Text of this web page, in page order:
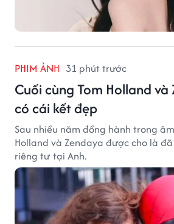
PHIM ẢNH 31 phút trước
Cuối cùng Tom Holland
có cái kết đẹp
Sau nhiều năm đồng hành trong
Holland và Zendaya được cho là
riêng tư tại Anh.